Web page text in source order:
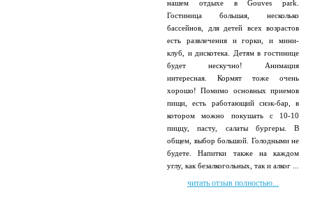
нашем отдыхе в Gouves park.
Гостиница большая, несколько
бассейнов, для детей всех возрастов
есть развлечения и горки, и мини-
клуб, и дискотека. Детям в гостинице
будет нескучно! Анимация
интересная. Кормят тоже очень
хорошо! Помимо основных приемов
пищи, есть работающий снэк-бар, в
котором можно покушать с 10-10
пиццу, пасту, салаты бургеры. В
общем, выбор большой. Голодными не
будете. Напитки также на каждом
углу, как безалкогольных, так и алког ...
читать отзыв полностью...